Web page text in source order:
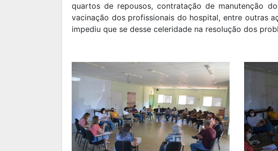
quartos de repousos, contratação de manutenção
vacinação dos profissionais do hospital, entre outras
impediu que se desse celeridade na resolução dos